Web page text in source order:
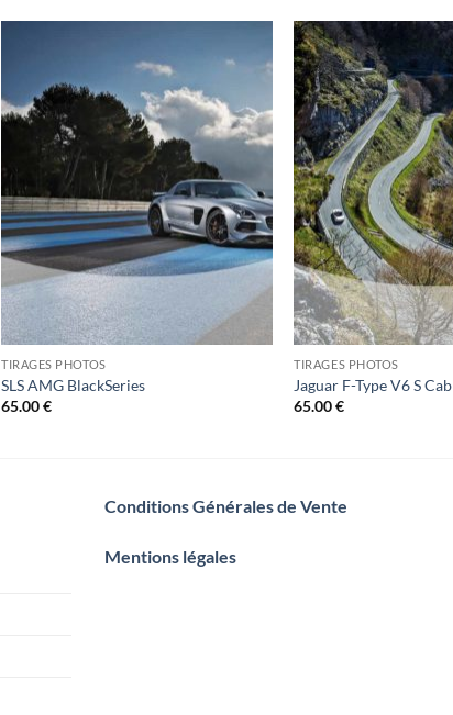
TIRAGES PHOTOS
SLS AMG BlackSeries
65.00€
TIRAGES PHOTOS
Jaguar F-Type V6 S Cab
65.00€
Conditions Générales de Vente
Mentions légales